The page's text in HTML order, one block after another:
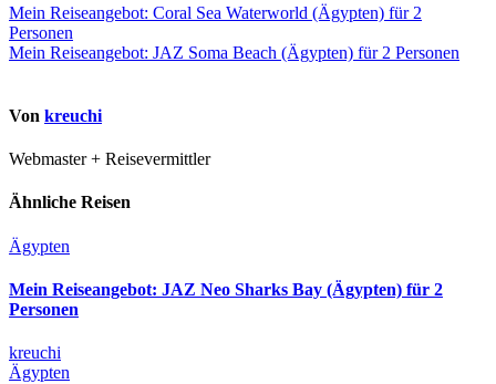
Beitragsnavigation
Mein Reiseangebot: Coral Sea Waterworld (Ägypten) für 2
Personen
Mein Reiseangebot: JAZ Soma Beach (Ägypten) für 2 Personen
Von kreuchi
Webmaster + Reisevermittler
Ähnliche Reisen
Ägypten
Mein Reiseangebot: JAZ Neo Sharks Bay (Ägypten) für 2
Personen
kreuchi
Ägypten